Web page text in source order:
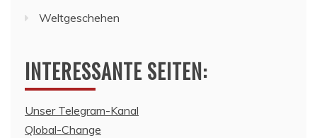
Weltgeschehen
INTERESSANTE SEITEN:
Unser Telegram-Kanal
Qlobal-Change